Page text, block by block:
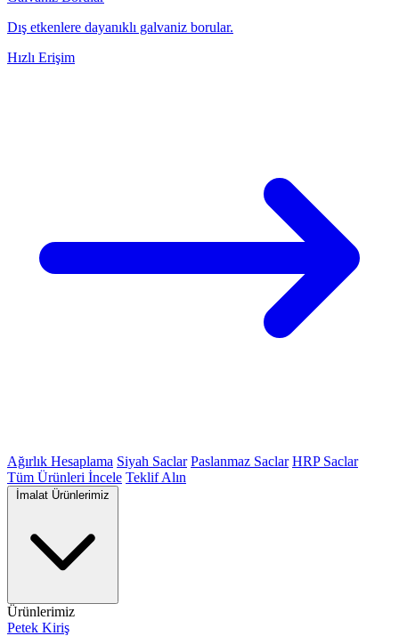
Dış etkenlere dayanıklı galvaniz borular.
Hızlı Erişim
Ağırlık Hesaplama Siyah Saclar Paslanmaz Saclar HRP Saclar
Tüm Ürünleri İncele Teklif Alın
İmalat Ürünlerimiz
Ürünlerimiz
Petek Kiriş